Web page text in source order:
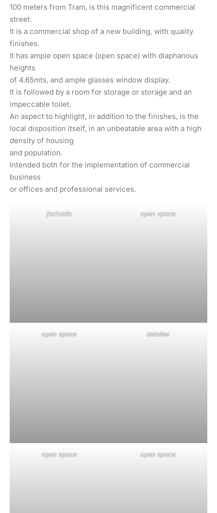
100 meters from Tram, is this magnificent commercial
street.
It is a commercial shop of a new building, with quality
finishes.
It has ample open space (open space) with diaphanous
heights
of 4.65mts, and ample glasses window display.
It is followed by a room for storage or storage and an
impeccable toilet.
An aspect to highlight, in addition to the finishes, is the
local disposition itself, in an unbeatable area with a high
density of housing
and population.
Intended both for the implementation of commercial
business
or offices and professional services.
fachada open space
open space detalles
open space open space